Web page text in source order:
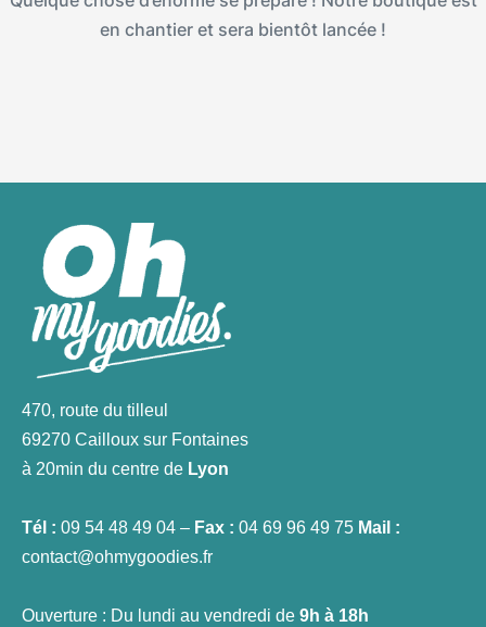
en chantier et sera bientôt lancée !
470, route du tilleul
69270 Cailloux sur Fontaines
à 20min du centre de Lyon
Tél : 09 54 48 49 04 – Fax : 04 69 96 49 75 Mail :
contact@ohmygoodies.fr
Ouverture : Du lundi au vendredi de 9h à 18h